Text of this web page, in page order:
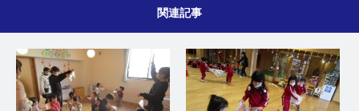
関連記事